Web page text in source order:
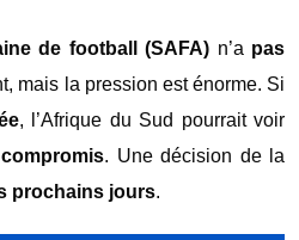
de football (SAFA) n’a pas
mais la pression est énorme. Si
, l’Afrique du Sud pourrait voir
compromis. Une décision de la
prochains jours.